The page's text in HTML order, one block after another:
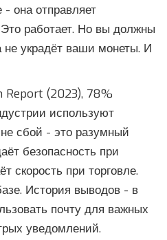
- она отправляет
работает. Но вы должны
не украдёт ваши монеты. И
Report (2023), 78%
используют
сбой - это разумный
безопасность при
скорость при торговле.
История выводов - в
почту для важных
уведомлений.